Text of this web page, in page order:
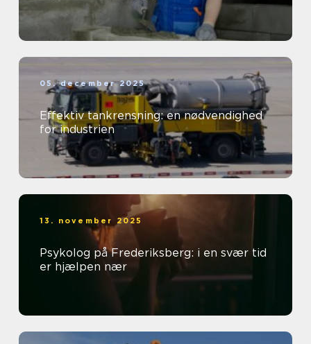
05. december 2025
Effektiv tankrensning: en nødvendighed
for industrien
13. november 2025
Psykolog på Frederiksberg: i en svær tid
er hjælpen nær